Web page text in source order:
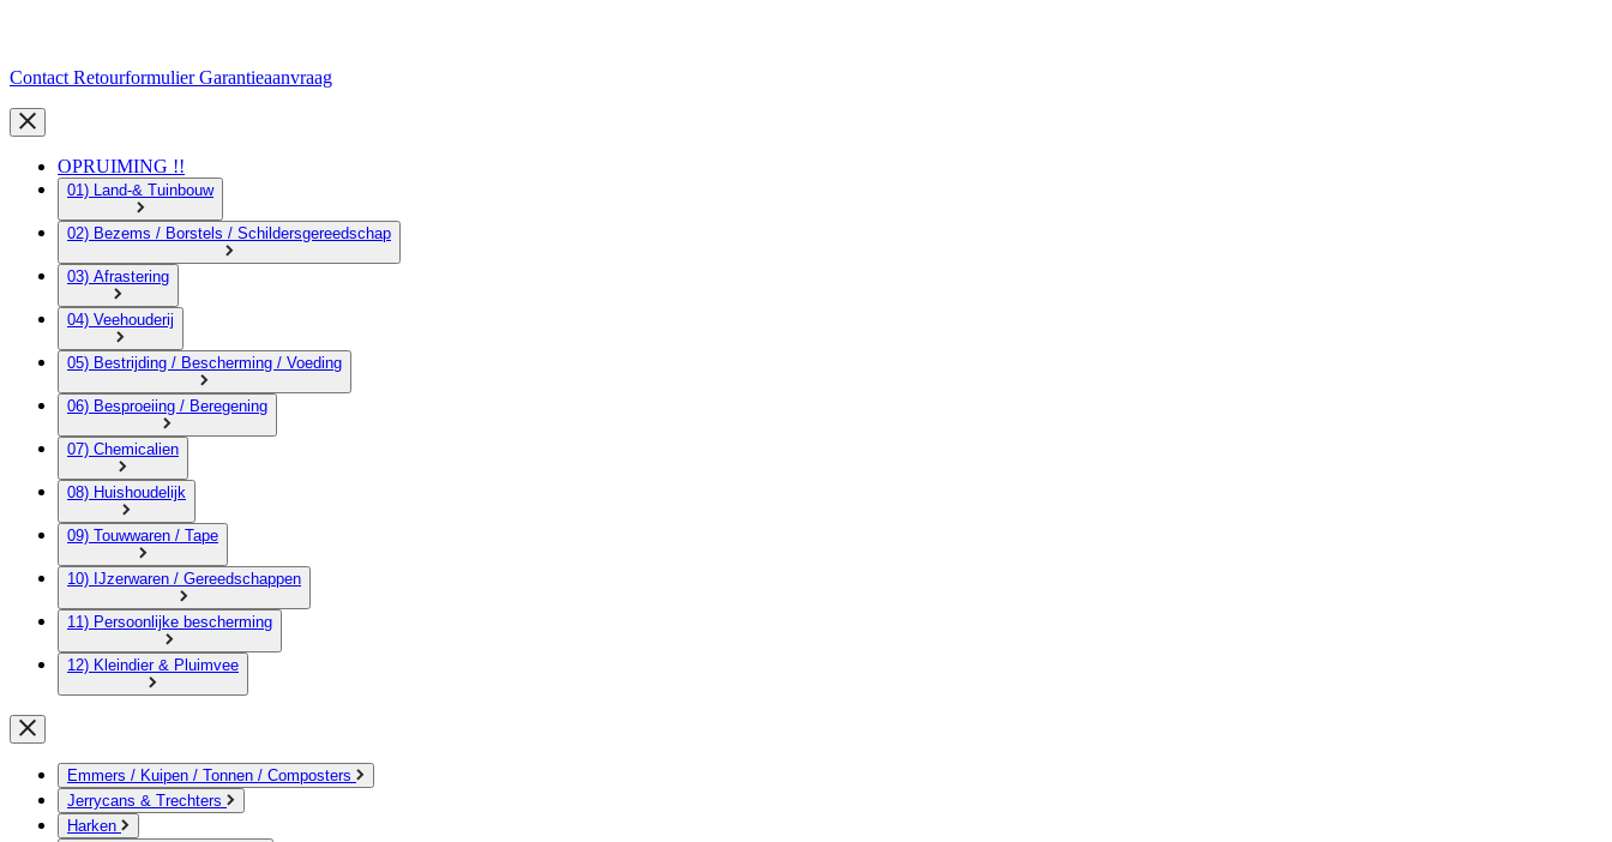
Contact RetourformulierGarantieaanvraag
OPRUIMING !!
01) Land-& Tuinbouw
02) Bezems / Borstels / Schildersgereedschap
03) Afrastering
04) Veehouderij
05) Bestrijding / Bescherming / Voeding
06) Besproeiing / Beregening
07) Chemicalien
08) Huishoudelijk
09) Touwwaren / Tape
10) IJzerwaren / Gereedschappen
11) Persoonlijke bescherming
12) Kleindier & Pluimvee
Emmers / Kuipen / Tonnen / Composters
Jerrycans & Trechters
Harken